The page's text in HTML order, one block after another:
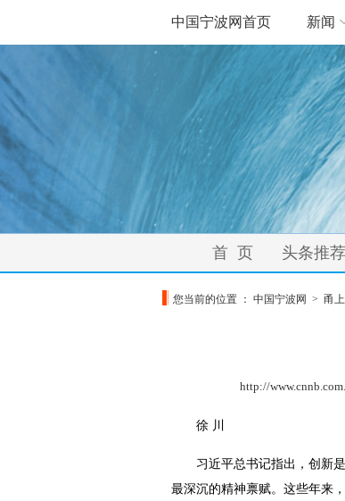
中国宁波网首页 新闻
首 页 头条推荐
您当前的位置 ： 中国宁波网 > 甬
http://
徐 川
习近平总书记指出，创新是
最深沉的精神禀赋。这些年来